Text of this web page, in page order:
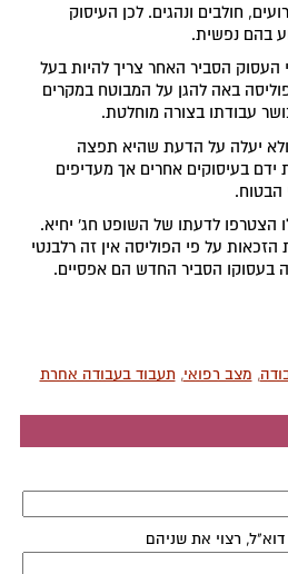
חולבים ונהגים. לכן העיסוק
בהם נפשית.
הסביר האחר צריך להיות בעל
באה להגן על המבוטח במקרים
עבודתו בצורה מוחלטת.
יעלה על הדעת שהיא תפצה
ידם בעיסוקים אחרים אך מעדיפים
הבטוח.
הצטרפו לדעתו של השופט חג' יחיא.
על פי הפוליסה אין זה רלבנטי
בעסוקו הסביר החדש הם אפסיים.
, מצב רפואי,תעבוד בעבודה אחרת
רצוי את שניהם